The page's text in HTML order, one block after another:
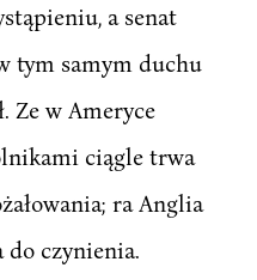
a senat
tym samym duchu
Ze w Ameryce
ciągle trwa
ra Anglia
czynienia.